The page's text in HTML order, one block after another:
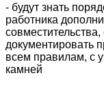
- будут знать
работника
документировать
всем правилам, с
камней